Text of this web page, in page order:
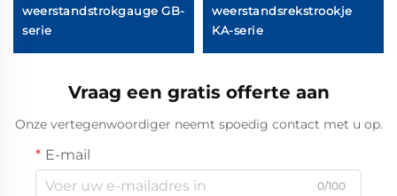
weerstandstrokgauge GB-
serie
weerstandsrekstrookje
KA-serie
Vraag een gratis offerte aan
Onze vertegenwoordiger neemt spoedig contact met u op.
E-mail
0/100